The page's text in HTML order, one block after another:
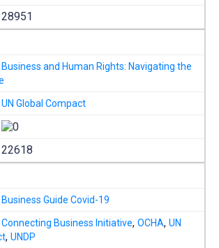
28951
Business and Human Rights: Navigating the
UN Global Compact
22618
Business Guide Covid-19
Connecting Business Initiative,OCHA,UN
,UNDP